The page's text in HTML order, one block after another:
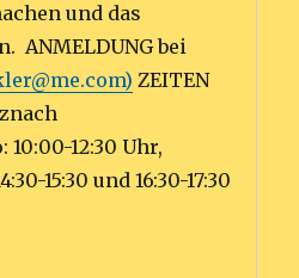
und das
ANMELDUNG bei
ZEITEN
12:30 Uhr,
15:30 und 16:30-17:30